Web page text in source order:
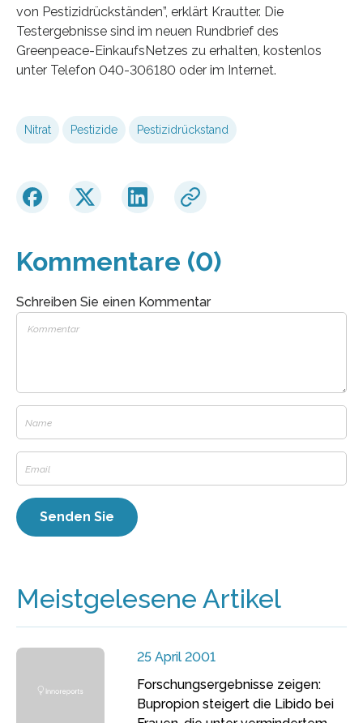
von Pestizidrückständen”, erklärt Krautter. Die
Testergebnisse sind im neuen Rundbrief des
Greenpeace-EinkaufsNetzes zu erhalten, kostenlos
unter Telefon 040-306180 oder im Internet.
Nitrat Pestizide Pestizidrückstand
Kommentare (0)
Schreiben Sie einen Kommentar
Meistgelesene Artikel
25 April 2001
Forschungsergebnisse zeigen:
Bupropion steigert die Libido bei